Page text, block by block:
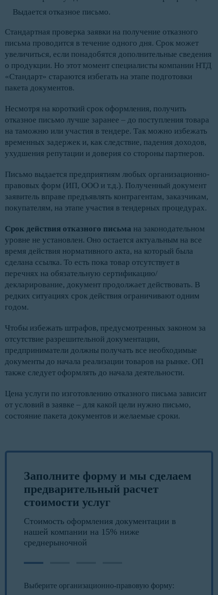
Выдается отказное письмо.
Стандартная проверка заявки на получение отказного
письма проводится в течение одного дня. Срок может
увеличиться, если понадобятся дополнительные сведения
о продукции. Но этот момент специалисты компании НТД
«Стандарт» стараются избегать на этапе подготовки
пакета документов.
Несмотря на короткий срок оформления, получить
отказное письмо лучше заранее – до поступления товара
на таможню или участия в тендере. Так можно избежать
временных задержек и, как следствие, падения доходов,
ухудшения репутации и доверия со стороны партнеров.
Письмо выдается предприятиям любых организационно-
правовых форм (ИП, ООО и т.д.). Полученный документ
заявитель вправе предъявлять контрагентам, заказчикам,
покупателям, на этапе участия в тендерных процедурах.
Срок действия отказного письма на законодательном
уровне не установлен. Оно остается актуальным на все
время действия нормативного акта, на который была
сделана ссылка. То есть пока товар отсутствует в
перечнях на обязательную сертификацию/
декларирование, документ продолжает действовать. В
редких ситуациях срок действия ограничивают одним
годом.
Чтобы избежать штрафов, предусмотренных законом за
отсутствие разрешительной документации,
предприниматели должны получать все необходимые
документы до начала реализации товаров на рынке. ОП
также следует оформлять до начала деятельности.
Цена услуги по изготовлению отказного письма зависит
от условий в заявке – для какой цели нужно письмо,
состояние пакета документов и желаемые сроки.
Заполните форму и мы сделаем
предварительный расчет
стоимости услуг
Стоимость оформления документации в
нашей компании на 15% ниже
среднерыночной
Выберите организационно-правовую форму: